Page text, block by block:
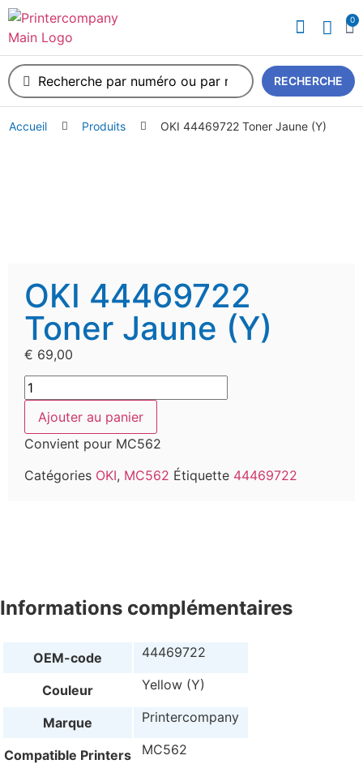
0
RECHERCHE
Accueil Produits OKI 44469722 Toner Jaune (Y)
OKI 44469722
Toner Jaune (Y)
€ 69,00
Ajouter au panier
Convient pour MC562
Catégories OKI, MC562 Étiquette 44469722
Informations complémentaires
OEM-code 44469722
Couleur Yellow (Y)
Marque Printercompany
Compatible Printers MC562